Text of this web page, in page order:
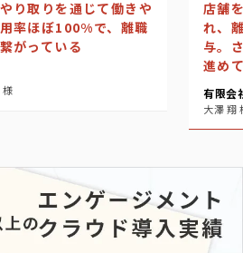
り取りを通じて働きや
率ほぼ100%で、離職
がっている
様
店舗
れ、
与。
進め
有限会
大澤 翔